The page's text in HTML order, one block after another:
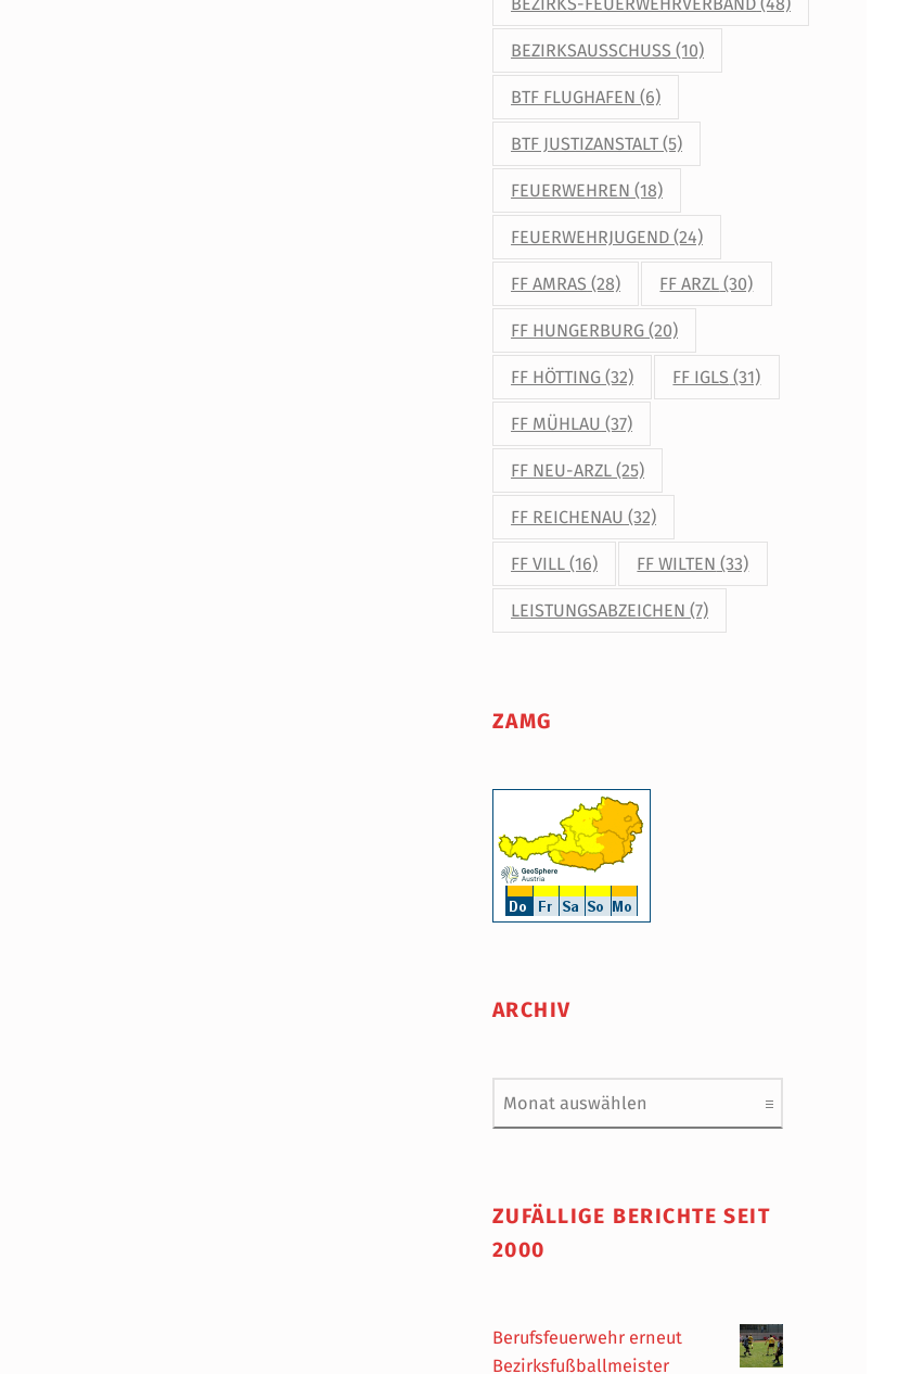
BEZIRKSAUSSCHUSS (10)
BTF FLUGHAFEN (6)
BTF JUSTIZANSTALT (5)
FEUERWEHREN (18)
FEUERWEHRJUGEND (24)
FF AMRAS (28) FF ARZL (30)
FF HUNGERBURG (20)
FF HÖTTING (32) FF IGLS (31)
FF MÜHLAU (37)
FF NEU-ARZL (25)
FF REICHENAU (32)
FF VILL (16) FF WILTEN (33)
LEISTUNGSABZEICHEN (7)
ZAMG
ARCHIV
Archiv
ZUFÄLLIGE BERICHTE SEIT
2000
Berufsfeuerwehr erneut
Bezirksfußballmeister